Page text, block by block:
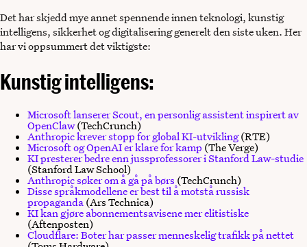
Det har skjedd mye annet spennende innen teknologi, kunstig
intelligens, sikkerhet og digitalisering generelt den siste uken. Her
har vi oppsummert det viktigste:
Kunstig intelligens:
Microsoft lanserer Scout, en personlig assistent inspirert av
OpenClaw(TechCrunch)
Anthropic krever stopp for global KI-utvikling(RTE)
Microsoft og OpenAI er klare for kamp (The Verge)
KI presterer bedre enn jussprofessorer i Stanford Law-studie
(Stanford Law School)
Anthropic søker om å gå på børs (TechCrunch)
Disse språkmodellene er best til å motstå russisk
propaganda(Ars Technica)
KI kan gjøre abonnementsavisene mer elitistiske
(Aftenposten)
Cloudflare: Boter har passer menneskelig trafikk på nettet